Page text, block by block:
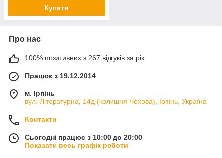
Купити
Про нас
100% позитивних з 267 відгуків за рік
Працює з 19.12.2014
м. Ірпінь
вул. Літературна, 14д (колишня Чехова), Ірпінь, Україна
Контакти
Сьогодні працює з 10:00 до 20:00
Показати весь графік роботи